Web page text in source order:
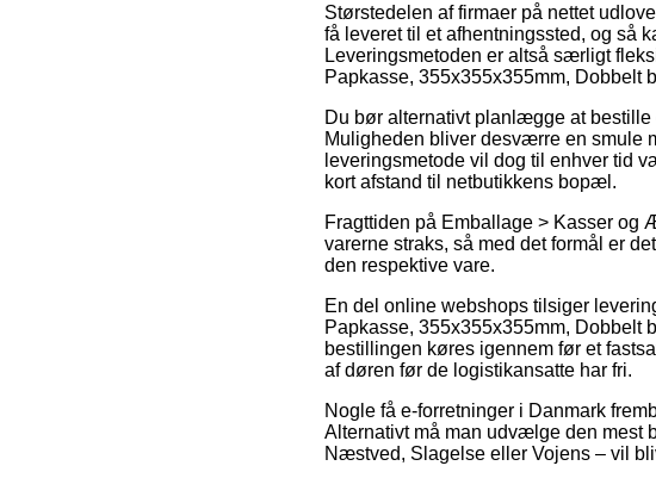
Størstedelen af firmaer på nettet
få leveret til et afhentningssted, og så
Leveringsmetoden er altså særligt
Papkasse, 355x355x355mm, Dobbelt
Du bør alternativt planlægge at
Muligheden bliver desværre en smule
leveringsmetode vil dog til enhver tid
kort afstand til netbutikkens bopæl.
Fragttiden på Emballage > Kasser og
varerne straks, så med det formål er
den respektive vare.
En del online webshops tilsiger
Papkasse, 355x355x355mm, Dobbelt
bestillingen køres igennem før et
af døren før de logistikansatte har fri.
Nogle få e-forretninger i Danmark
Alternativt må man udvælge den mest
Næstved, Slagelse eller Vojens – vil